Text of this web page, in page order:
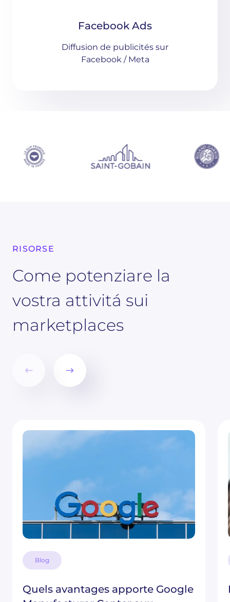
Facebook Ads
Diffusion de publicités sur
Facebook / Meta
RISORSE
Come potenziare la
vostra attivitá sui
marketplaces
Blog
Quels avantages apporte Google